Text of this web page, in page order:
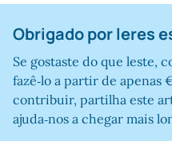
Obrigado por leres
Se gostaste do que leste,
fazê‑lo a partir de apenas
contribuir, partilha este
ajuda‑nos a chegar mais